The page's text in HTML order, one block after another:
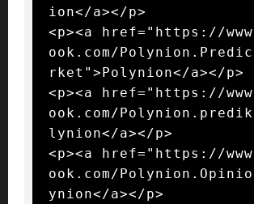
ion</a></p>
<p><a href="https://
ook.com/
rket">Polynion</a></p>
<p><a href="https://
ook.com/
lynion</a></p>
<p><a href="https://
ook.com/
ynion</a></p>